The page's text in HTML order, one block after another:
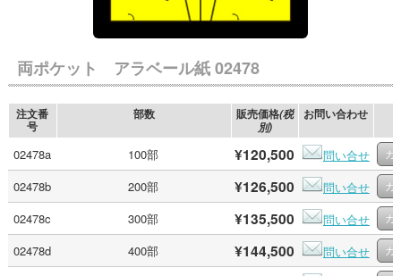
両ポケット アラベール紙 02478
注文番
号
部数 販売価格(税
別)
お問い合わせ
02478a 100部 ¥120,500
問い合せ
02478b
200部 ¥126,500
問い合せ
02478c
300部 ¥135,500
問い合せ
02478d
400部 ¥144,500
問い合せ